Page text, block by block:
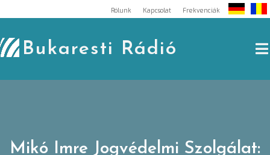
to
content
Rólunk Kapcsolat Frekvenciák
Bukaresti Rádió
Mikó Imre Jogvédelmi Szolgálat: